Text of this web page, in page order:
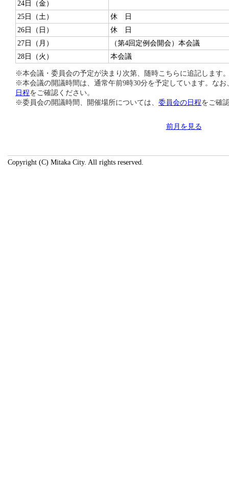
24日（金）
25日（土）
休 日
26日（日）
休 日
27日（月）
（第4回定例会開会）本会議
28日（火）
本会議
※本会議・委員会の予定が決まり次第、随時こちらに追記します
※本会議の開議時間は、通常午前9時30分を予定しています。な
日程をご確認ください。
※委員会の開議時間、開催場所については、 委員会の日程をご確
前月を見る
Copyright (C) Mitaka City. All rights reserved.